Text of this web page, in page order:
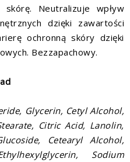
Neutralizuje wpływ
dzięki zawartości
ochronną skóry dzięki
Bezzapachowy.
Glycerin, Cetyl Alcohol,
Citric Acid, Lanolin,
Cetearyl Alcohol,
Sodium